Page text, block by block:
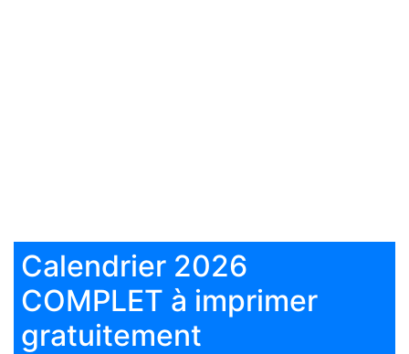
Calendrier 2026
COMPLET à imprimer
gratuitement